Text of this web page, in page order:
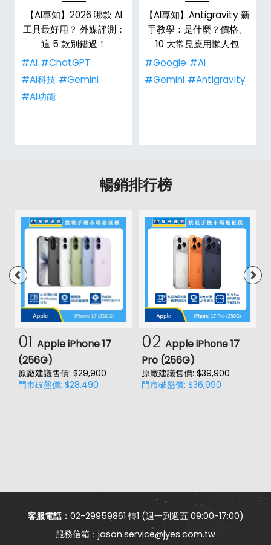
【AI專知】2026 哪款 AI
工具最好用？ 外媒評測：
這 5 款別錯過！
#AI #ChatGPT
#AI科技 #Gemini
#AI功能
【AI專知】Antigravity 新
手教學：是什麼？價格、
10 大常見應用懶人包
#Google #AI
#Gemini #Antigravity
暢銷排行榜
01 Apple iPhone 17
(256G)
原廠建議售價: $29,900
門市破盤價: $28,490
02 Apple iPhone 17
Pro (256G)
原廠建議售價: $39,900
門市破盤價: $36,990
客服電話： 02-29959861 轉1 (週一到週五 09:00-17:00)
jason.service@jyes.com.tw